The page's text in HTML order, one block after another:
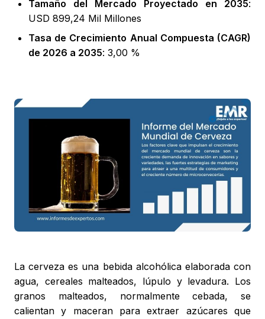
Tamaño del Mercado Proyectado en 2035:
USD 899,24 Mil Millones
Tasa de Crecimiento Anual Compuesta (CAGR)
de 2026 a 2035: 3,00 %
La cerveza es una bebida alcohólica elaborada con
agua, cereales malteados, lúpulo y levadura. Los
granos malteados, normalmente cebada, se
calientan y maceran para extraer azúcares que